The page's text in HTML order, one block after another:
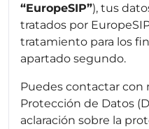
“EuropeSIP”), tus
tratados por
tratamiento para los
apartado segundo.
Puedes contactar con
Protección de Datos
aclaración sobre la